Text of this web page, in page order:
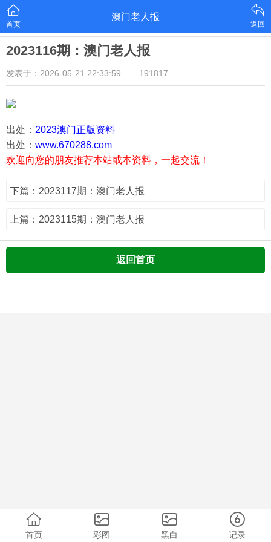
首页
澳门老人报
返回
2023116期：澳门老人报
发表于：2026-05-21 22:33:59 191817
出处： 2023澳门正版资料
出处： www.670288.com
欢迎向您的朋友推荐本站或本资料，一起交流！
下篇：2023117期：澳门老人报
上篇：2023115期：澳门老人报
返回首页
首页 彩图 黑白 记录